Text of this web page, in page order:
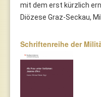
mit dem erst kürzlich
Diözese Graz-Seckau,
Schriftenreihe der